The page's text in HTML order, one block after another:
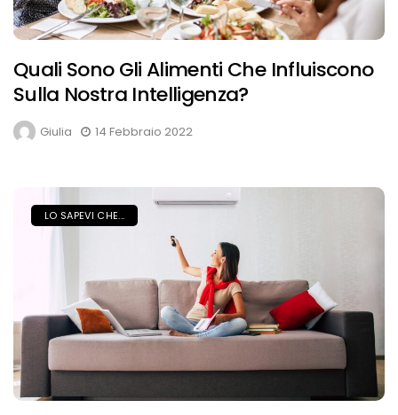
Quali Sono Gli Alimenti Che Influiscono
Sulla Nostra Intelligenza?
Giulia 14 Febbraio 2022
LO SAPEVI CHE...